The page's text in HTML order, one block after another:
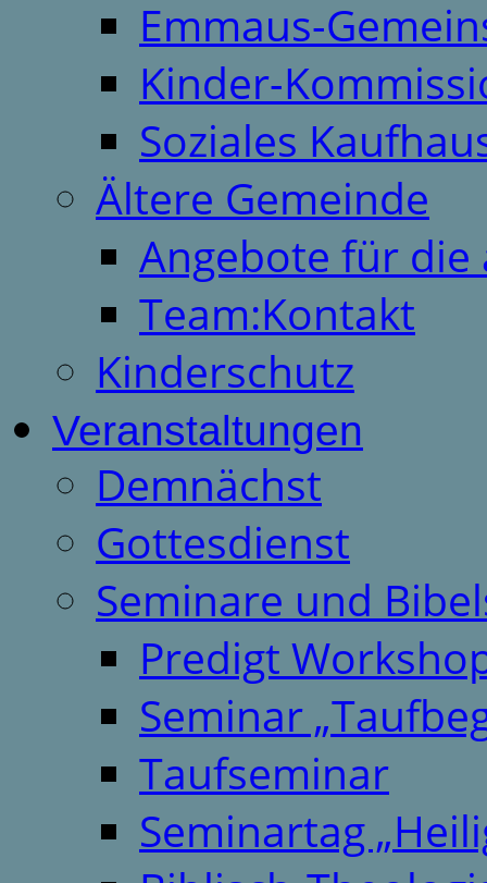
Emmaus-
Kinder-
Soziales
Ältere Gemeinde
Angebote für
Team:Kontakt
Kinderschutz
Veranstaltungen
Demnächst
Gottesdienst
Seminare und
Predigt
Seminar
Taufseminar
Seminartag